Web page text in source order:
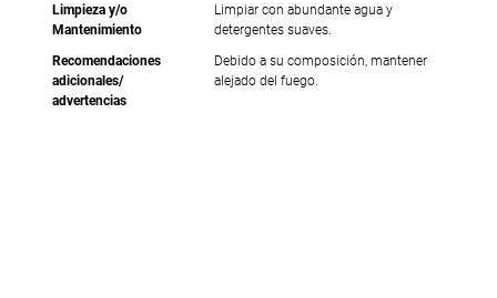
Limpieza y/o
Mantenimiento
Limpiar con abundante agua y
detergentes suaves.
Recomendaciones
adicionales/
advertencias
Debido a su composición, mantener
alejado del fuego.